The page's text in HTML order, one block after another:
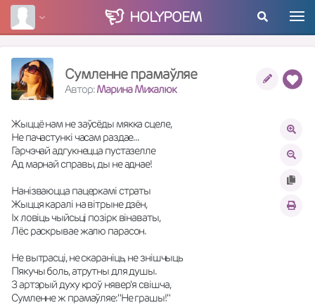
HOLYPOEM
Сумленне прамаўляе
Автор:Марина Михалюк
Жыццё нам не заўсёды мякка сцеле,
Не пачастункі часам раздае...
Гарчэчай адгукнецца пустазелле
Ад марнай справы, ды не аднае!
Нанізваюцца пацеркамі страты
Жыцця каралі на вітрыне дзён,
Іх ловіць чыйсьці позірк вінаваты,
Лёс раскрывае жалю парасон.
Не вытрасці, не скараніць, не знішчыць
Пякучы боль, атрутны для душы.
З артэрый духу кроў нявер'я свішча,
Сумленне ж прамаўляе:"Не грашы!"